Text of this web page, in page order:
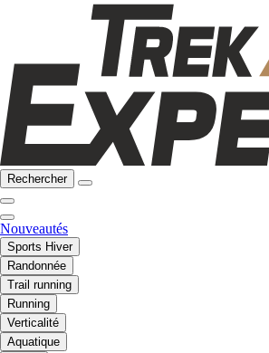
Rechercher
Nouveautés
Sports Hiver
Randonnée
Trail running
Running
Verticalité
Aquatique